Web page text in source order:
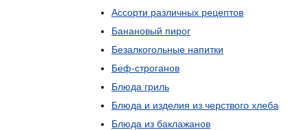
Ассорти различных рецептов
Банановый пирог
Безалкогольные напитки
Беф-строганов
Блюда гриль
Блюда и изделия из черствого хлеба
Блюда из баклажанов